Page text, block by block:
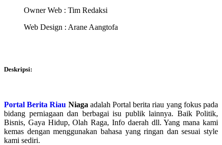
Owner Web : Tim Redaksi
Web Design : Arane Aangtofa
Deskripsi:
Portal Berita Riau Niaga adalahPortal berita riau yang fokus pada
bidang perniagaan dan berbagai isu publik lainnya. Baik Politik,
Bisnis, Gaya Hidup, Olah Raga, Info daerah dll. Yang mana kami
kemas dengan menggunakan bahasa yang ringan dan sesuai style
kami sediri.